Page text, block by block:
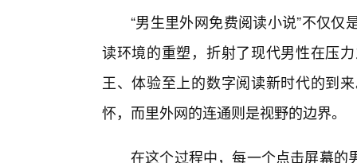
“男生里外网免费阅读小说”不仅
读环境的重塑，折射了现代男性在压
王、体验至上的数字阅读新时代的到
怀，而里外网的连通则是视野的边界。
在这个过程中，每一个点击屏幕的